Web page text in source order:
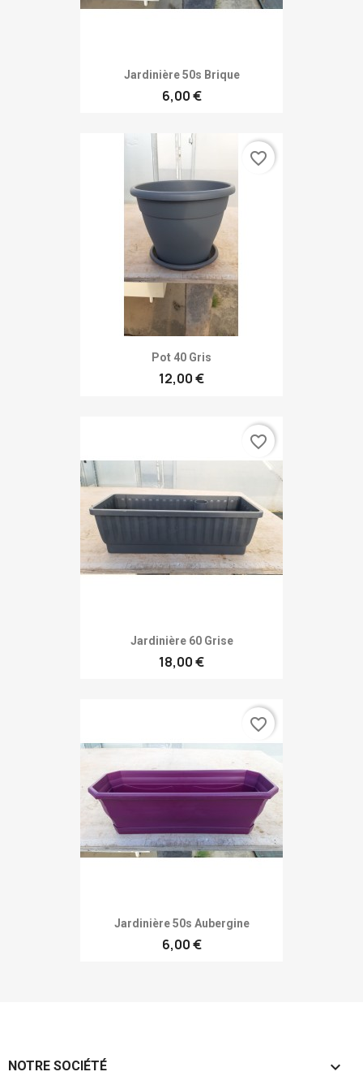
Jardinière 50s Brique
6,00 €
Pot 40 Gris
12,00 €
favorite_border
Jardinière 60 Grise
18,00 €
favorite_border
Jardinière 50s Aubergine
6,00 €
favorite_border
NOTRE SOCIÉTÉ 